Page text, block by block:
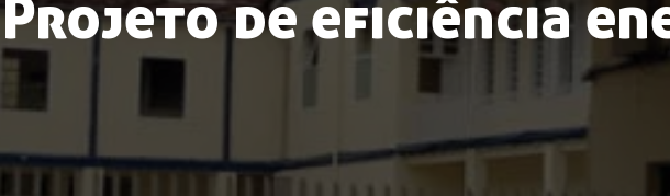
Projeto de eficiência